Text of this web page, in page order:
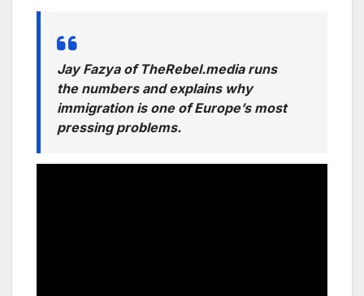
Jay Fazya of TheRebel.media runs
the numbers and explains why
immigration is one of Europe’s most
pressing problems.